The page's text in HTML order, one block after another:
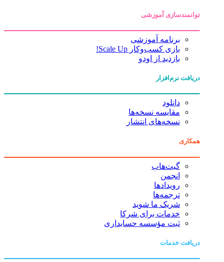
توانمندسازی آموزشی
برنامه آموزشی
بازی کسب‌وکار Scale Up!
بازدید از اودو
دریافت نرم‌افزار
دانلود
مقایسه نسخه‌ها
نسخه‌های انتشار
همکاری
گیت‌هاب
انجمن
رویدادها
ترجمه‌ها
شریک ما شوید
خدمات برای شرکا
ثبت مؤسسه حسابداری
دریافت خدمات